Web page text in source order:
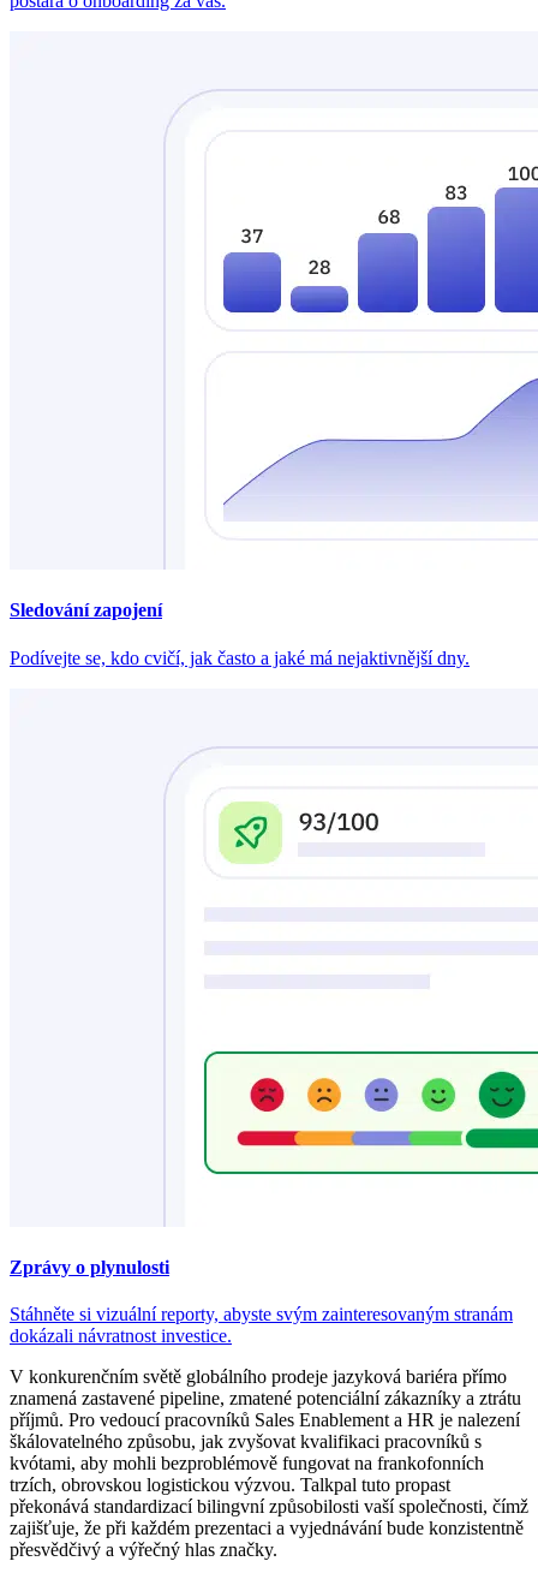
Sledování zapojení
Podívejte se, kdo cvičí, jak často a jaké má nejaktivnější dny.
Zprávy o plynulosti
Stáhněte si vizuální reporty, abyste svým zainteresovaným stranám
dokázali návratnost investice.
V konkurenčním světě globálního prodeje jazyková bariéra přímo
znamená zastavené pipeline, zmatené potenciální zákazníky a ztrátu
příjmů. Pro vedoucí pracovníků Sales Enablement a HR je nalezení
škálovatelného způsobu, jak zvyšovat kvalifikaci pracovníků s
kvótami, aby mohli bezproblémově fungovat na frankofonních
trzích, obrovskou logistickou výzvou. Talkpal tuto propast
překonává standardizací bilingvní způsobilosti vaší společnosti, čímž
zajišťuje, že při každém prezentaci a vyjednávání bude konzistentně
přesvědčivý a výřečný hlas značky.